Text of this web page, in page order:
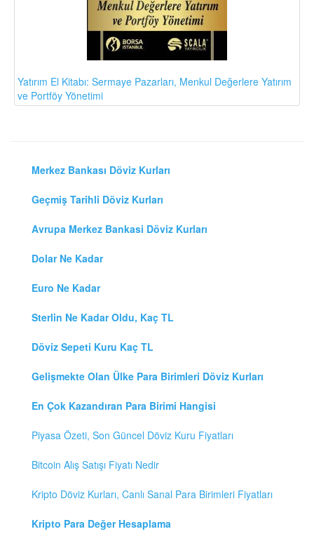
Yatırım El Kitabı: Sermaye Pazarları, Menkul Değerlere Yatırım
ve Portföy Yönetimi
Merkez Bankası Döviz Kurları
Geçmiş Tarihli Döviz Kurları
Avrupa Merkez Bankasi Döviz Kurları
Dolar Ne Kadar
Euro Ne Kadar
Sterlin Ne Kadar Oldu, Kaç TL
Döviz Sepeti Kuru Kaç TL
Gelişmekte Olan Ülke Para Birimleri Döviz Kurları
En Çok Kazandıran Para Birimi Hangisi
Piyasa Özeti, Son Güncel Döviz Kuru Fiyatları
Bitcoin Alış Satışı Fiyatı Nedir
Kripto Döviz Kurları, Canlı Sanal Para Birimleri Fiyatları
Kripto Para Değer Hesaplama